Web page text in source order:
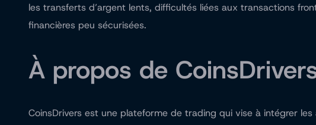
les transferts d’argent lents, difficultés liées aux transactions
financières peu sécurisées.
À propos de
CoinsDrivers est une plateforme de trading qui vise à intégrer